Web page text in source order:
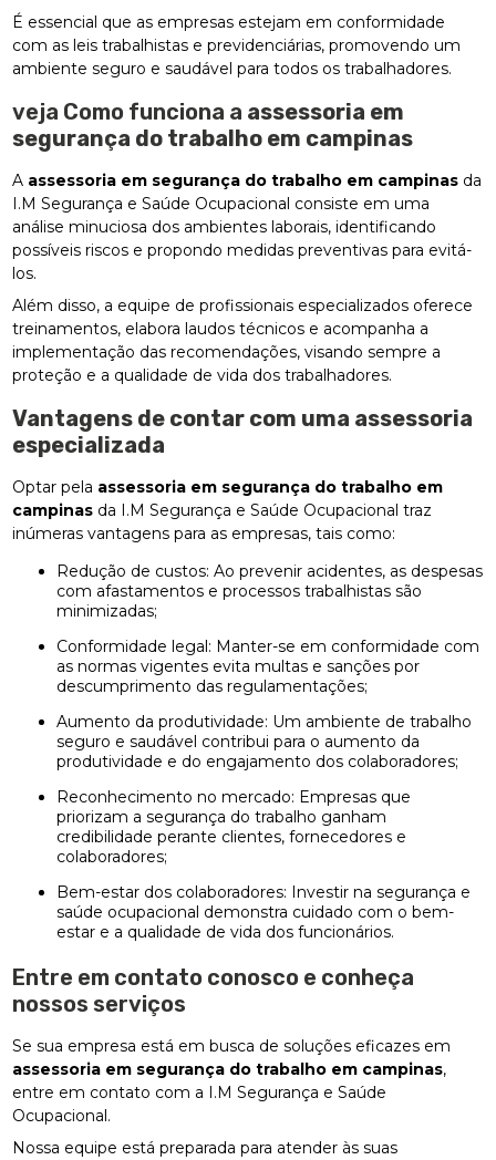
É essencial que as empresas estejam em conformidade
com as leis trabalhistas e previdenciárias, promovendo um
ambiente seguro e saudável para todos os trabalhadores.
veja Como funciona a assessoria em
segurança do trabalho em campinas
A assessoria em segurança do trabalho em campinas da
I.M Segurança e Saúde Ocupacional consiste em uma
análise minuciosa dos ambientes laborais, identificando
possíveis riscos e propondo medidas preventivas para evitá-
los.
Além disso, a equipe de profissionais especializados oferece
treinamentos, elabora laudos técnicos e acompanha a
implementação das recomendações, visando sempre a
proteção e a qualidade de vida dos trabalhadores.
Vantagens de contar com uma assessoria
especializada
Optar pela assessoria em segurança do trabalho em
campinas da I.M Segurança e Saúde Ocupacional traz
inúmeras vantagens para as empresas, tais como:
Redução de custos: Ao prevenir acidentes, as despesas
com afastamentos e processos trabalhistas são
minimizadas;
Conformidade legal: Manter-se em conformidade com
as normas vigentes evita multas e sanções por
descumprimento das regulamentações;
Aumento da produtividade: Um ambiente de trabalho
seguro e saudável contribui para o aumento da
produtividade e do engajamento dos colaboradores;
Reconhecimento no mercado: Empresas que
priorizam a segurança do trabalho ganham
credibilidade perante clientes, fornecedores e
colaboradores;
Bem-estar dos colaboradores: Investir na segurança e
saúde ocupacional demonstra cuidado com o bem-
estar e a qualidade de vida dos funcionários.
Entre em contato conosco e conheça
nossos serviços
Se sua empresa está em busca de soluções eficazes em
assessoria em segurança do trabalho em campinas,
entre em contato com a I.M Segurança e Saúde
Ocupacional.
Nossa equipe está preparada para atender às suas